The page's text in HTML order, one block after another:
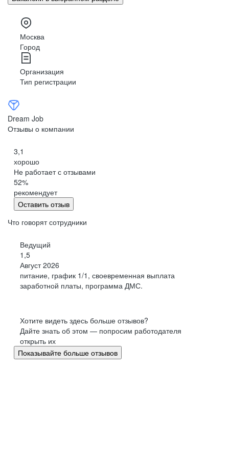
Москва
Город
Организация
Тип регистрации
Dream Job
Отзывы о компании
3,1
хорошо
Не работает с отзывами
52%
рекомендует
Оставить отзыв
Что говорят сотрудники
Ведущий
1,5
Август 2026
питание, график 1/1, своевременная выплата
заработной платы, программа ДМС.
Хотите видеть здесь больше отзывов?
Дайте знать об этом — попросим работодателя
открыть их
Показывайте больше отзывов